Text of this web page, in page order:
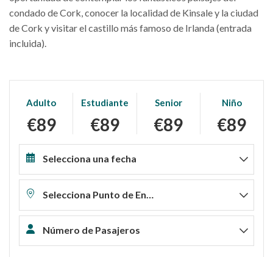
condado de Cork, conocer la localidad de Kinsale y la ciudad
de Cork y visitar el castillo más famoso de Irlanda (entrada
incluida).
Adulto
€89
Estudiante
€89
Senior
€89
Niño
€89
Selecciona una fecha
Número de Pasajeros